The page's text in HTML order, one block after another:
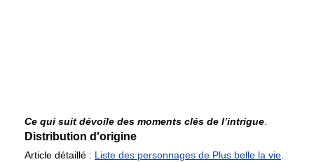
Ce qui suit dévoile des moments clés de l’intrigue
Distribution d'origine
Article détaillé : Liste des personnages de Plus belle la vie